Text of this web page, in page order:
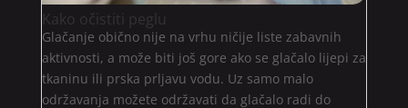
Kako očistiti peglu
Glačanje obično nije na vrhu ničije liste zabavnih
aktivnosti, a može biti još gore ako se glačalo lijepi za
tkaninu ili prska prljavu vodu. Uz samo malo
održavanja možete održavati da glačalo radi do